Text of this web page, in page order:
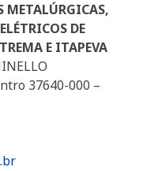
DE
E ITAPEVA
37640-000 –